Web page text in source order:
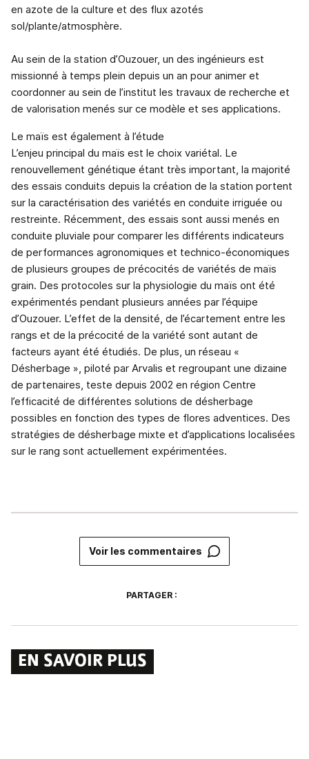
en azote de la culture et des flux azotés
sol/plante/atmosphère.
Au sein de la station d’Ouzouer, un des ingénieurs est
missionné à temps plein depuis un an pour animer et
coordonner au sein de l’institut les travaux de recherche et
de valorisation menés sur ce modèle et ses applications.
Le maïs est également à l’étude
L’enjeu principal du maïs est le choix variétal. Le
renouvellement génétique étant très important, la majorité
des essais conduits depuis la création de la station portent
sur la caractérisation des variétés en conduite irriguée ou
restreinte. Récemment, des essais sont aussi menés en
conduite pluviale pour comparer les différents indicateurs
de performances agronomiques et technico-économiques
de plusieurs groupes de précocités de variétés de maïs
grain. Des protocoles sur la physiologie du maïs ont été
expérimentés pendant plusieurs années par l’équipe
d’Ouzouer. L’effet de la densité, de l’écartement entre les
rangs et de la précocité de la variété sont autant de
facteurs ayant été étudiés. De plus, un réseau «
Désherbage », piloté par Arvalis et regroupant une dizaine
de partenaires, teste depuis 2002 en région Centre
l’efficacité de différentes solutions de désherbage
possibles en fonction des types de flores adventices. Des
stratégies de désherbage mixte et d’applications localisées
sur le rang sont actuellement expérimentées.
Voir les commentaires
PARTAGER :
EN SAVOIR PLUS